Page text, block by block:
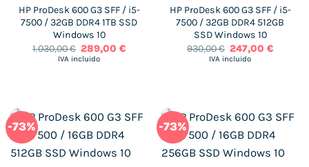
HP ProDesk 600 G3 SFF / i5-
7500 / 32GB DDR4 1TB SSD
Windows 10
1.030,00€ El
precio
289,00€El
IVA incluido
HP ProDesk 600 G3 SFF / i5-
7500 / 32GB DDR4 512GB
SSD Windows 10
930,00€ El
precio
247,00€El
IVA incluido
-73% -73%